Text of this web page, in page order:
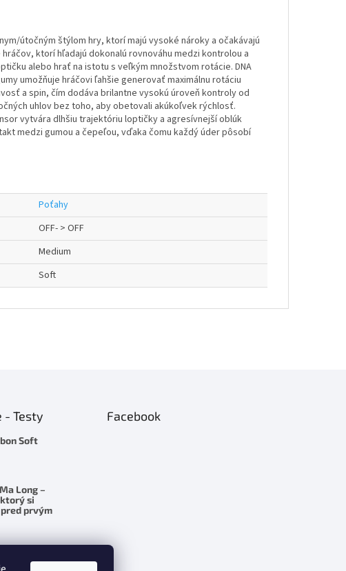
útočným štýlom hry, ktorí majú vysoké nároky a očakávajú
ktorí hľadajú dokonalú rovnováhu medzi kontrolou a
alebo hrať na istotu s veľkým množstvom rotácie. DNA
umožňuje hráčovi ľahšie generovať maximálnu rotáciu
a spin, čím dodáva brilantne vysokú úroveň kontroly od
uhlov bez toho, aby obetovali akúkoľvek rýchlosť.
vytvára dlhšiu trajektóriu loptičky a agresívnejší oblúk
medzi gumou a čepeľou, vďaka čomu každý úder pôsobí
Poťahy
OFF- > OFF
Medium
Soft
- Testy
Soft
Long –
si
prvým
ZC 5.7
Facebook